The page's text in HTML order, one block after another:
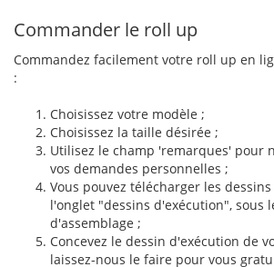
Commander le roll up
Commandez facilement votre roll up en
:
Choisissez votre modèle ;
Choisissez la taille désirée ;
Utilisez le champ 'remarques' pour
vos demandes personnelles ;
Vous pouvez télécharger les
l'onglet "dessins d'exécution", sous
d'assemblage ;
Concevez le dessin d'exécution de
laissez-nous le faire pour vous